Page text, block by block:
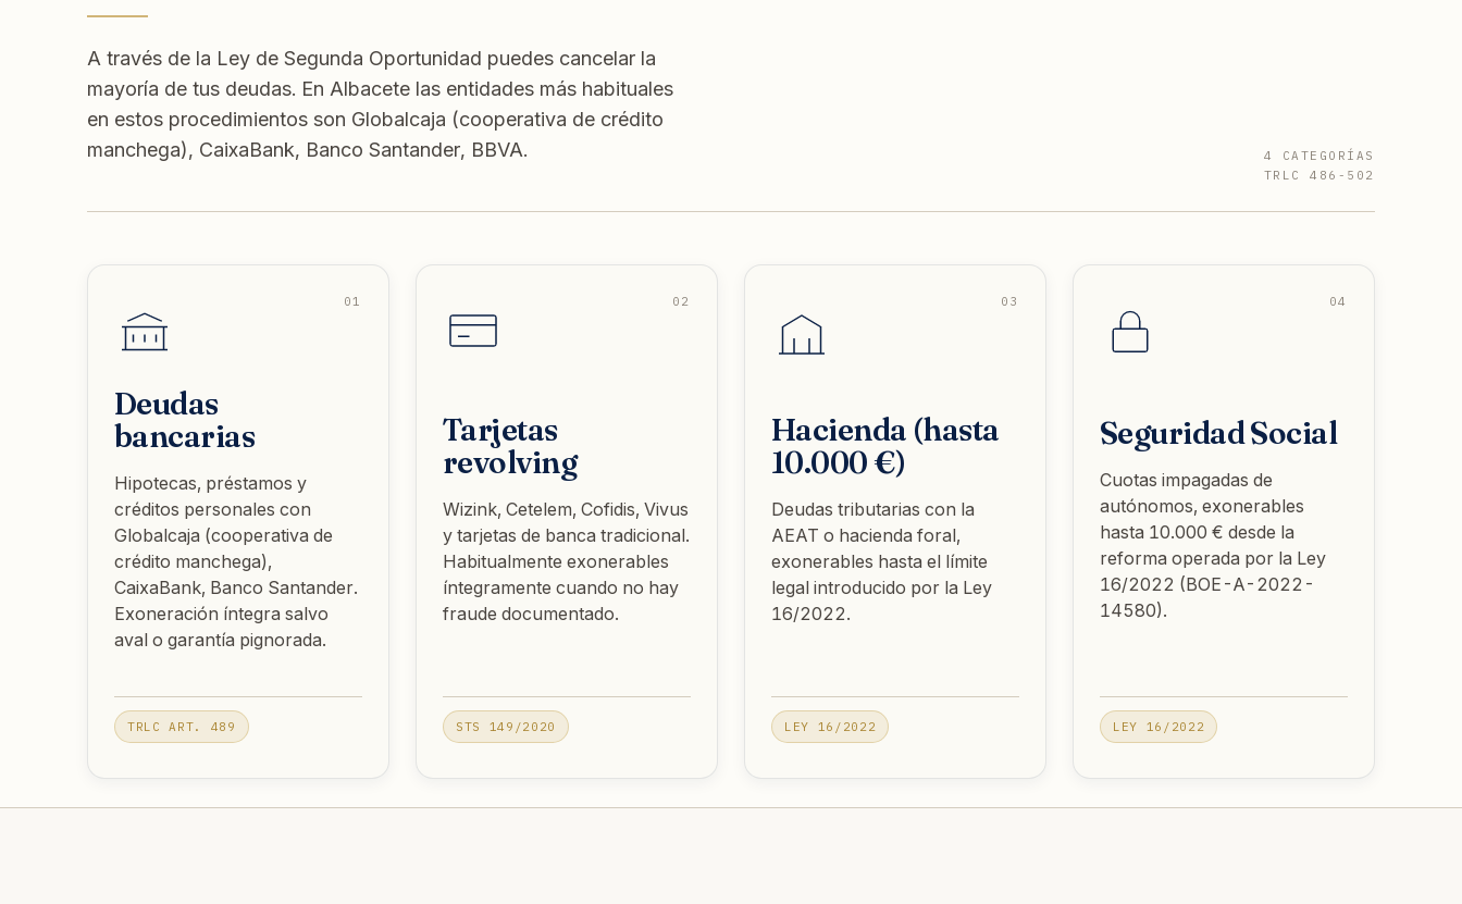
A través de la Ley de Segunda Oportunidad puedes cancelar la
mayoría de tus deudas. En Albacete las entidades más habituales
en estos procedimientos son Globalcaja (cooperativa de crédito
manchega), CaixaBank, Banco Santander, BBVA.
4 CATEGORÍAS
TRLC 486-502
01
Deudas
bancarias
Hipotecas, préstamos y
créditos personales con
Globalcaja (cooperativa de
crédito manchega),
CaixaBank, Banco Santander.
Exoneración íntegra salvo
aval o garantía pignorada.
TRLC ART. 489
02
Tarjetas
revolving
Wizink, Cetelem, Cofidis, Vivus
y tarjetas de banca tradicional.
Habitualmente exonerables
íntegramente cuando no hay
fraude documentado.
STS 149/2020
03
Hacienda (hasta
10.000 €)
Deudas tributarias con la
AEAT o hacienda foral,
exonerables hasta el límite
legal introducido por la Ley
16/2022.
LEY 16/2022
04
Seguridad Social
Cuotas impagadas de
autónomos, exonerables
hasta 10.000 € desde la
reforma operada por la Ley
16/2022 (BOE-A-2022-
14580).
LEY 16/2022